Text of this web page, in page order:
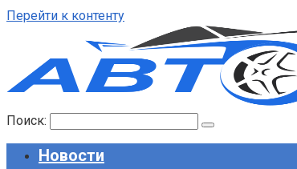
Перейти к контенту
Поиск:
Новости